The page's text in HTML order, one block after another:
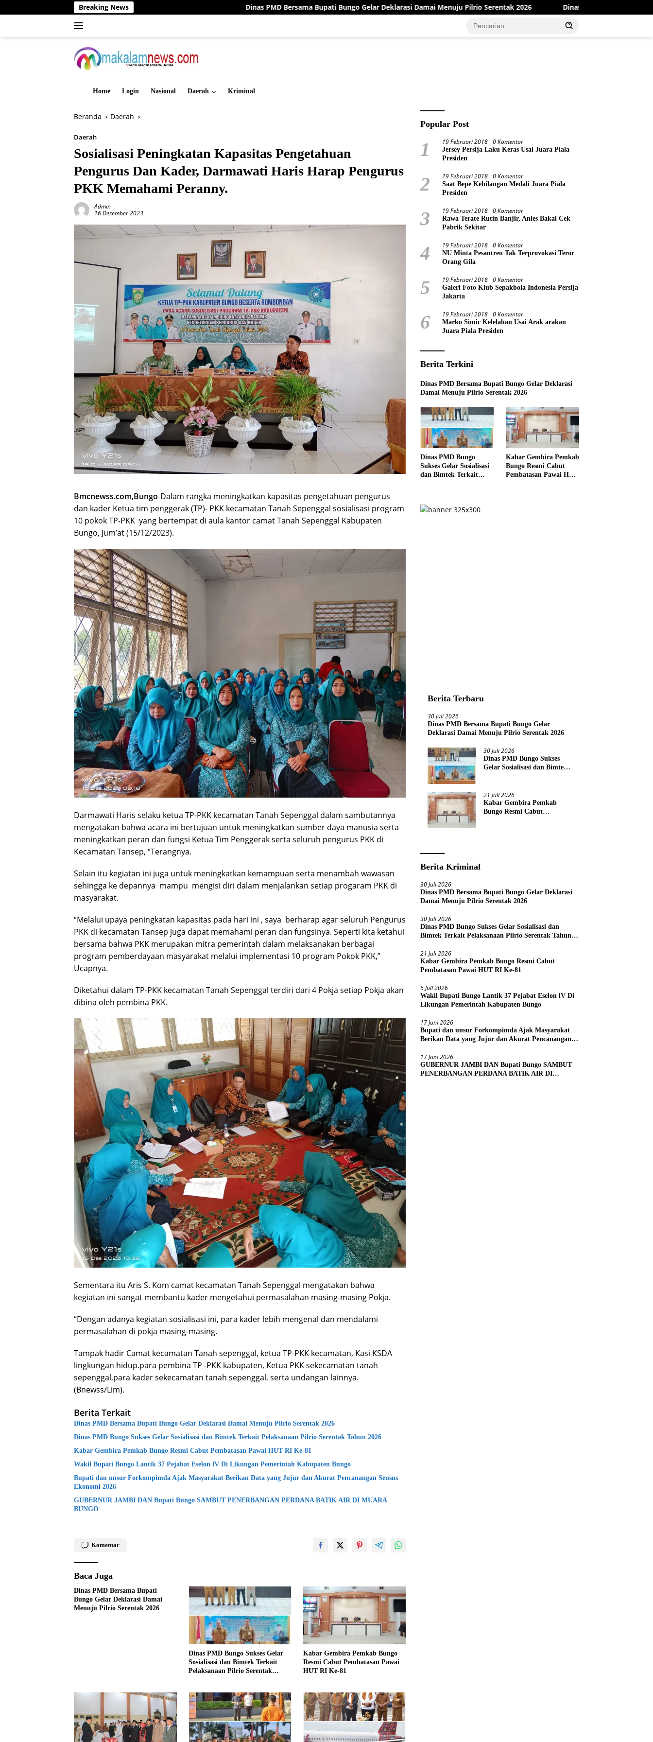
ke
Breaking News Dinas PMD Bersama Bupati Bungo Gelar Deklarasi Damai Menuju Pilrio Serentak 2026 Dinas PMD Bungo Sukses Gelar Sosialisasi dan
Home Login Nasional Daerah Kriminal
Beranda Daerah
Daerah
Sosialisasi Peningkatan Kapasitas Pengetahuan
Pengurus Dan Kader, Darmawati Haris Harap Pengurus
PKK Memahami Peranny.
Admin
16 Desember 2023
Bmcnewss.com,Bungo-Dalam rangka meningkatkan kapasitas pengetahuan pengurus
dan kader Ketua tim penggerak (TP)- PKK kecamatan Tanah Sepenggal sosialisasi program
10 pokok TP-PKK yang bertempat di aula kantor camat Tanah Sepenggal Kabupaten
Bungo, Jum’at (15/12/2023).
Darmawati Haris selaku ketua TP-PKK kecamatan Tanah Sepenggal dalam sambutannya
mengatakan bahwa acara ini bertujuan untuk meningkatkan sumber daya manusia serta
meningkatkan peran dan fungsi Ketua Tim Penggerak serta seluruh pengurus PKK di
Kecamatan Tansep, “Terangnya.
Selain itu kegiatan ini juga untuk meningkatkan kemampuan serta menambah wawasan
sehingga ke depannya mampu mengisi diri dalam menjalankan setiap progaram PKK di
masyarakat.
“Melalui upaya peningkatan kapasitas pada hari ini , saya berharap agar seluruh Pengurus
PKK di kecamatan Tansep juga dapat memahami peran dan fungsinya. Seperti kita ketahui
bersama bahwa PKK merupakan mitra pemerintah dalam melaksanakan berbagai
program pemberdayaan masyarakat melalui implementasi 10 program Pokok PKK,”
Ucapnya.
Diketahui dalam TP-PKK kecamatan Tanah Sepenggal terdiri dari 4 Pokja setiap Pokja akan
dibina oleh pembina PKK.
Sementara itu Aris S. Kom camat kecamatan Tanah Sepenggal mengatakan bahwa
kegiatan ini sangat membantu kader mengetahui permasalahan masing-masing Pokja.
“Dengan adanya kegiatan sosialisasi ini, para kader lebih mengenal dan mendalami
permasalahan di pokja masing-masing.
Tampak hadir Camat kecamatan Tanah sepenggal, ketua TP-PKK kecamatan, Kasi KSDA
lingkungan hidup.para pembina TP -PKK kabupaten, Ketua PKK sekecamatan tanah
sepenggal,para kader sekecamatan tanah sepenggal, serta undangan lainnya.
(Bnewss/Lim).
Berita Terkait
Dinas PMD Bersama Bupati Bungo Gelar Deklarasi Damai Menuju Pilrio Serentak 2026
Dinas PMD Bungo Sukses Gelar Sosialisasi dan Bimtek Terkait Pelaksanaan Pilrio Serentak Tahun 2026
Kabar Gembira Pemkab Bungo Resmi Cabut Pembatasan Pawai HUT RI Ke-81
Wakil Bupati Bungo Lantik 37 Pejabat Eselon lV Di Likungan Pemerintah Kabupaten Bungo
Bupati dan unsur Forkompimda Ajak Masyarakat Berikan Data yang Jujur dan Akurat Pencanangan Sensus
Ekonomi 2026
GUBERNUR JAMBI DAN Bupati Bungo SAMBUT PENERBANGAN PERDANA BATIK AIR DI MUARA
BUNGO
Komentar
Baca Juga
Dinas PMD Bersama Bupati
Bungo Gelar Deklarasi Damai
Menuju Pilrio Serentak 2026
Dinas PMD Bungo Sukses Gelar
Sosialisasi dan Bimtek Terkait
Pelaksanaan Pilrio Serentak
Kabar Gembira Pemkab Bungo
Resmi Cabut Pembatasan Pawai
HUT RI Ke-81
Popular Post
1 19 Februari 2018 0 Komentar
Jersey Persija Laku Keras Usai Juara Piala
Presiden
2 19 Februari 2018 0 Komentar
Saat Bepe Kehilangan Medali Juara Piala
Presiden
3 19 Februari 2018 0 Komentar
Rawa Terate Rutin Banjir, Anies Bakal Cek
Pabrik Sekitar
4 19 Februari 2018 0 Komentar
NU Minta Pesantren Tak Terprovokasi Teror
Orang Gila
5 19 Februari 2018 0 Komentar
Galeri Foto Klub Sepakbola Indonesia Persija
Jakarta
6 19 Februari 2018 0 Komentar
Marko Simic Kelelahan Usai Arak arakan
Juara Piala Presiden
Berita Terkini
Dinas PMD Bersama Bupati Bungo Gelar Deklarasi
Damai Menuju Pilrio Serentak 2026
Dinas PMD Bungo
Sukses Gelar Sosialisasi
dan Bimtek Terkait
Kabar Gembira Pemkab
Bungo Resmi Cabut
Pembatasan Pawai HUT
Berita Terbaru
30 Juli 2026
Dinas PMD Bersama Bupati Bungo Gelar
Deklarasi Damai Menuju Pilrio Serentak 2026
30 Juli 2026
Dinas PMD Bungo Sukses
Gelar Sosialisasi dan Bimtek
21 Juli 2026
Kabar Gembira Pemkab
Bungo Resmi Cabut
Berita Kriminal
30 Juli 2026
Dinas PMD Bersama Bupati Bungo Gelar Deklarasi
Damai Menuju Pilrio Serentak 2026
30 Juli 2026
Dinas PMD Bungo Sukses Gelar Sosialisasi dan
Bimtek Terkait Pelaksanaan Pilrio Serentak Tahun
21 Juli 2026
Kabar Gembira Pemkab Bungo Resmi Cabut
Pembatasan Pawai HUT RI Ke-81
6 Juli 2026
Wakil Bupati Bungo Lantik 37 Pejabat Eselon lV Di
Likungan Pemerintah Kabupaten Bungo
17 Juni 2026
Bupati dan unsur Forkompimda Ajak Masyarakat
Berikan Data yang Jujur dan Akurat Pencanangan
17 Juni 2026
GUBERNUR JAMBI DAN Bupati Bungo SAMBUT
PENERBANGAN PERDANA BATIK AIR DI